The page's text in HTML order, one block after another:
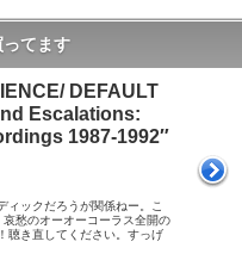
てます
DEFAULT
Escalations:
1987-1992″
ィックだろうが関係ねー。こ
愁のオーオーコーラス全開の
聴き直してください。すっげ